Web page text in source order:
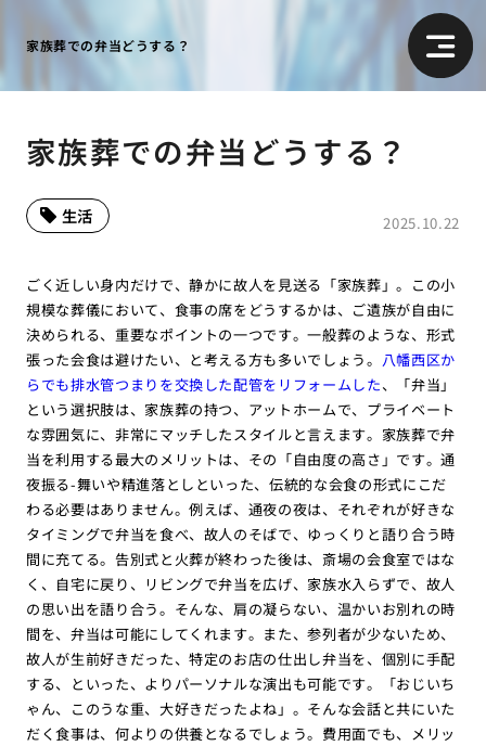
家族葬での弁当どうする？
家族葬での弁当どうする？
2025.10.22
生活
ごく近しい身内だけで、静かに故人を見送る「家族葬」。この小
規模な葬儀において、食事の席をどうするかは、ご遺族が自由に
決められる、重要なポイントの一つです。一般葬のような、形式
張った会食は避けたい、と考える方も多いでしょう。 八幡西区か
らでも排水管つまりを交換した配管をリフォームした、「弁当」
という選択肢は、家族葬の持つ、アットホームで、プライベート
な雰囲気に、非常にマッチしたスタイルと言えます。家族葬で弁
当を利用する最大のメリットは、その「自由度の高さ」です。通
夜振る-舞いや精進落としといった、伝統的な会食の形式にこだ
わる必要はありません。例えば、通夜の夜は、それぞれが好きな
タイミングで弁当を食べ、故人のそばで、ゆっくりと語り合う時
間に充てる。告別式と火葬が終わった後は、斎場の会食室ではな
く、自宅に戻り、リビングで弁当を広げ、家族水入らずで、故人
の思い出を語り合う。そんな、肩の凝らない、温かいお別れの時
間を、弁当は可能にしてくれます。また、参列者が少ないため、
故人が生前好きだった、特定のお店の仕出し弁当を、個別に手配
する、といった、よりパーソナルな演出も可能です。「おじいち
ゃん、このうな重、大好きだったよね」。そんな会話と共にいた
だく食事は、何よりの供養となるでしょう。費用面でも、メリッ